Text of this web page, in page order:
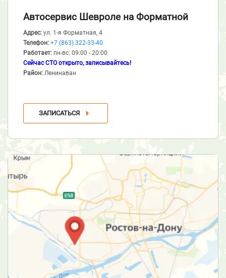
Автосервис Шевроле на Форматной
Адрес: ул. 1-я Форматная, 4
Телефон: +7 (863) 322-33-40
Работает: пн-вс: 09:00 - 20:00
Сейчас СТО открыто, записывайтесь!
Район: Ленинаван
ЗАПИСАТЬСЯ